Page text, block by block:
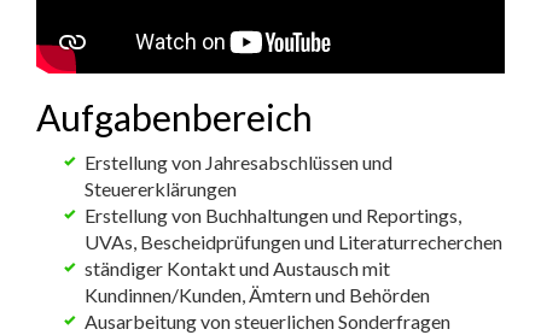
Aufgabenbereich
Erstellung von Jahresabschlüssen und
Steuererklärungen
Erstellung von Buchhaltungen und Reportings,
UVAs, Bescheidprüfungen und Literaturrecherchen
ständiger Kontakt und Austausch mit
Kundinnen/Kunden, Ämtern und Behörden
Ausarbeitung von steuerlichen Sonderfragen